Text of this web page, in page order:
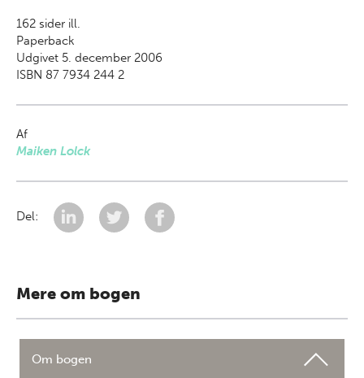
162 sider ill.
Paperback
Udgivet 5. december 2006
ISBN 87 7934 244 2
Af
Maiken Lolck
Del:
Mere om bogen
Om bogen